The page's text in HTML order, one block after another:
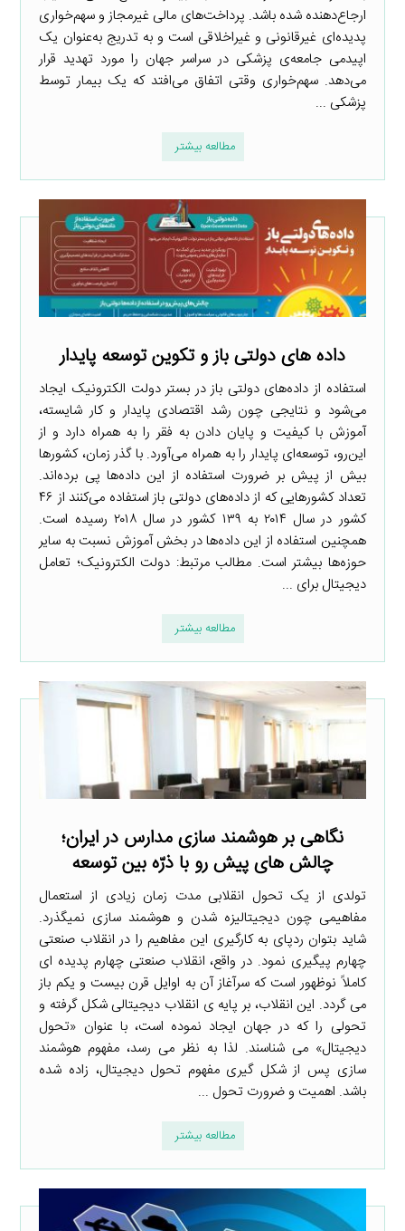
ارجاع‌دهنده شده باشد. پرداخت‌های مالی غیرمجاز و سهم‌خواری
پدیده‌ای غیرقانونی و غیراخلاقی است و به تدریج به‌عنوان یک
اپیدمی جامعه‌ی پزشکی در سراسر جهان را مورد تهدید قرار
می‌دهد. سهم‌خواری وقتی اتفاق می‌افتد که یک بیمار توسط
پزشکی ...
مطالعه بیشتر
داده های دولتی باز و تکوین توسعه پایدار
استفاده از داده‌های دولتی باز در بستر دولت الکترونیک ایجاد
می‌شود و نتایجی چون رشد اقتصادی پایدار و کار شایسته،
آموزش با کیفیت و پایان دادن به فقر را به همراه دارد و از
این‌رو، توسعه‌ای پایدار را به همراه می‌آورد. با گذر زمان، کشورها
بیش از پیش بر ضرورت استفاده از این داده‌ها پی برده‌اند.
تعداد کشورهایی که از داده‌های دولتی باز استفاده می‌کنند از ۴۶
کشور در سال ۲۰۱۴ به ۱۳۹ کشور در سال ۲۰۱۸ رسیده است.
همچنین استفاده از این داده‌ها در بخش آموزش نسبت به سایر
حوزه‌ها بیشتر است. مطالب مرتبط: دولت الکترونیک؛ تعامل
دیجیتال برای ...
مطالعه بیشتر
نگاهی بر هوشمند سازی مدارس در ایران؛
چالش ­های پیش­ رو با ذرّه­ بین توسعه
تولدی از یک تحول انقلابی مدت زمان زیادی از استعمال
مفاهیمی چون دیجیتالیزه شدن و هوشمند سازی نمی­گذرد.
شاید بتوان ردپای به­ کارگیری این مفاهیم را در انقلاب صنعتی
چهارم پیگیری نمود. در واقع، انقلاب صنعتی چهارم پدیده ­ای
کاملاً نوظهور است که سرآغاز آن به اوایل قرن بیست و یکم باز
می ­گردد. این انقلاب، بر پایه ­ی انقلاب دیجیتالی شکل گرفته و
تحولی را که در جهان ایجاد نموده است، با عنوان «تحول
دیجیتال» می ­شناسند. لذا به نظر می ­رسد، مفهوم هوشمند
سازی پس از شکل­ گیری مفهوم تحول دیجیتال، زاده شده
باشد. اهمیت و ضرورت تحول ...
مطالعه بیشتر